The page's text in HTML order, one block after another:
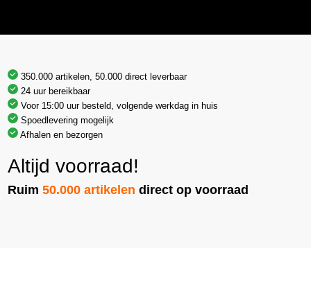
350.000 artikelen, 50.000 direct leverbaar
24 uur bereikbaar
Voor 15:00 uur besteld, volgende werkdag in huis
Spoedlevering mogelijk
Afhalen en bezorgen
Altijd voorraad!
Ruim50.000 artikelen direct op voorraad